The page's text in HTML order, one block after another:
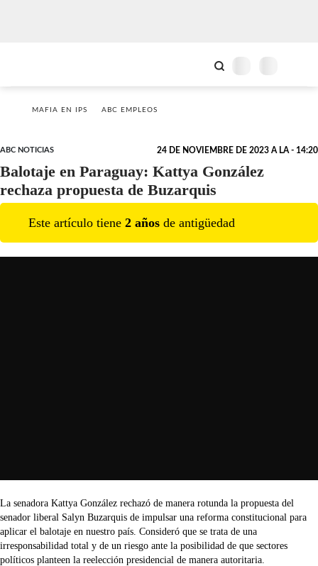
MAFIA EN IPS ABC EMPLEOS
ABC NOTICIAS 24 DE NOVIEMBRE DE 2023 A LA - 14:20
Balotaje en Paraguay: Kattya González
rechaza propuesta de Buzarquis
Este artículo tiene 2 años de antigüedad
La senadora Kattya González rechazó de manera rotunda la propuesta del
senador liberal Salyn Buzarquis de impulsar una reforma constitucional para
aplicar el balotaje en nuestro país. Consideró que se trata de una
irresponsabilidad total y de un riesgo ante la posibilidad de que sectores
políticos planteen la reelección presidencial de manera autoritaria.